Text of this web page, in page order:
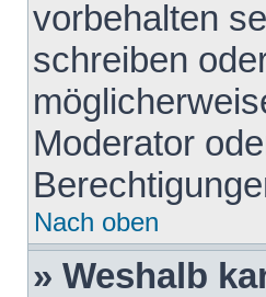
vorbehalten
schreiben
Moderator
Nach oben
» Weshalb